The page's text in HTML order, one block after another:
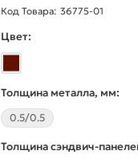
36775-01
Цвет:
Толщина металла, мм:
0.5/0.5
Толщина сэндвич-